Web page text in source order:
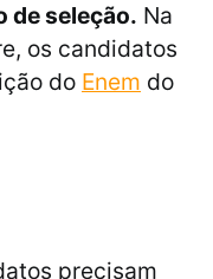
de seleção. Na
os candidatos
do Enem do
precisam